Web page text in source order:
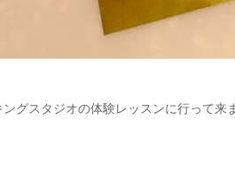
グスタジオの体験レッスンに行って来